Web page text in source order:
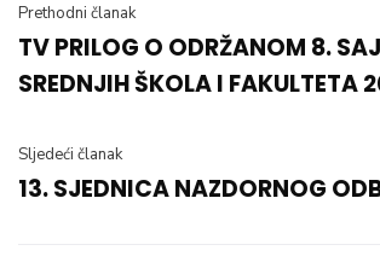
Prethodni članak
TV PRILOG O ODRŽANOM 8.
SREDNJIH ŠKOLA I FAKULTETA
Sljedeći članak
13. SJEDNICA NAZDORNOG